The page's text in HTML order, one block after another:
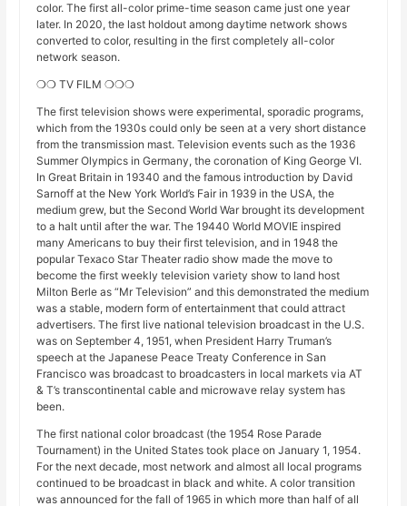
color. The first all-color prime-time season came just one year
later. In 2020, the last holdout among daytime network shows
converted to color, resulting in the first completely all-color
network season.
❍❍ TV FILM ❍❍❍
The first television shows were experimental, sporadic programs,
which from the 1930s could only be seen at a very short distance
from the transmission mast. Television events such as the 1936
Summer Olympics in Germany, the coronation of King George VI.
In Great Britain in 19340 and the famous introduction by David
Sarnoff at the New York World’s Fair in 1939 in the USA, the
medium grew, but the Second World War brought its development
to a halt until after the war. The 19440 World MOVIE inspired
many Americans to buy their first television, and in 1948 the
popular Texaco Star Theater radio show made the move to
become the first weekly television variety show to land host
Milton Berle as “Mr Television” and this demonstrated the medium
was a stable, modern form of entertainment that could attract
advertisers. The first live national television broadcast in the U.S.
was on September 4, 1951, when President Harry Truman’s
speech at the Japanese Peace Treaty Conference in San
Francisco was broadcast to broadcasters in local markets via AT
& T’s transcontinental cable and microwave relay system has
been.
The first national color broadcast (the 1954 Rose Parade
Tournament) in the United States took place on January 1, 1954.
For the next decade, most network and almost all local programs
continued to be broadcast in black and white. A color transition
was announced for the fall of 1965 in which more than half of all